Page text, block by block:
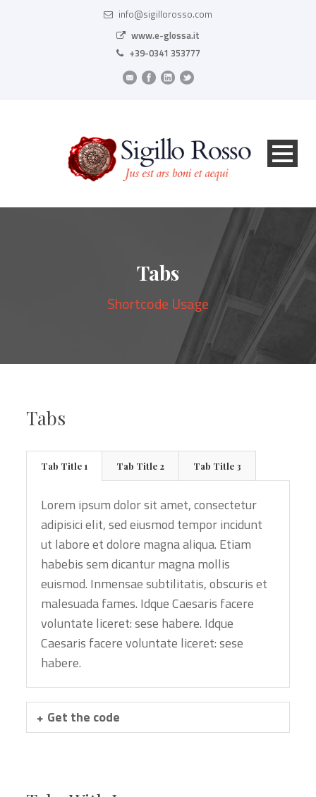
info@sigillorosso.com
www.e-glossa.it
+39-0341 353777
Tabs
Shortcode Usage
Tabs
Tab Title 1 Tab Title 2 Tab Title 3
Lorem ipsum dolor sit amet, consectetur
adipisici elit, sed eiusmod tempor incidunt
ut labore et dolore magna aliqua. Etiam
habebis sem dicantur magna mollis
euismod. Inmensae subtilitatis, obscuris et
malesuada fames. Idque Caesaris facere
voluntate liceret: sese habere. Idque
Caesaris facere voluntate liceret: sese
habere.
Get the code